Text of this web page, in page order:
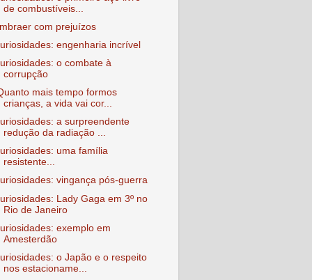
de combustíveis...
com prejuízos
engenharia incrível
o combate à
corrupção
mais tempo formos
crianças, a vida vai cor...
a surpreendente
redução da radiação ...
uma família
resistente...
vingança pós-guerra
Lady Gaga em 3º no
Rio de Janeiro
exemplo em
Amesterdão
o Japão e o respeito
nos estacioname...